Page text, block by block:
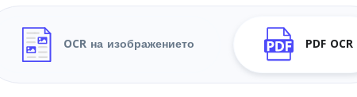
OCR на изображението PDF OCR